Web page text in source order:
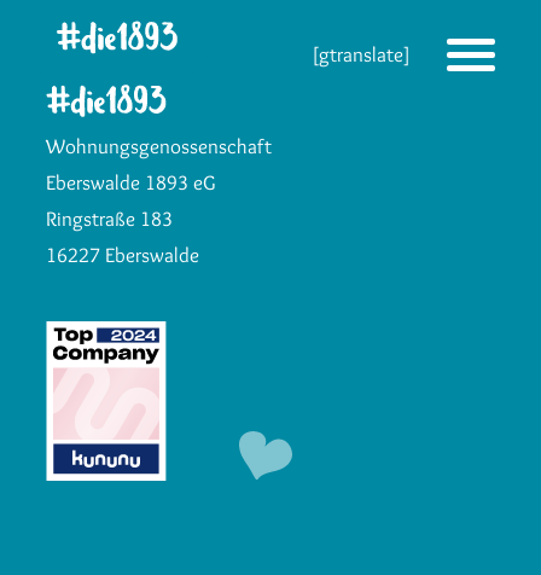
[gtranslate]
Wohnungsgenossenschaft
Eberswalde 1893 eG
Ringstraße 183
16227 Eberswalde
Die 1893 heute!